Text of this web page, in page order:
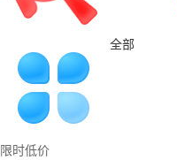
全部
限时低价